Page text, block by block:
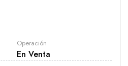
Operación
En Venta